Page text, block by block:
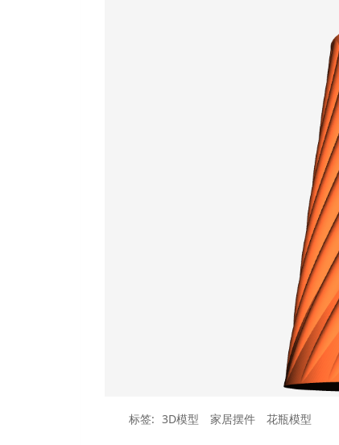
标签: 3D模型 家居摆件 花瓶模型